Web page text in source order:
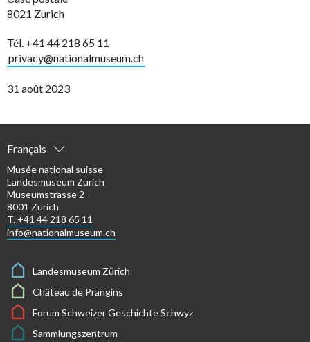
8021 Zurich
Tél. +41 44 218 65 11
privacy@nationalmuseum.ch
31 août 2023
Français
Musée national suisse
Landesmuseum Zürich
Museumstrasse 2
8001 Zürich
T. +41 44 218 65 11
info@nationalmuseum.ch
Landesmuseum Zürich
Château de Prangins
Forum Schweizer Geschichte Schwyz
Sammlungszentrum